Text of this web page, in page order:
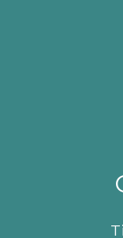
Evästeitä
osapuolten